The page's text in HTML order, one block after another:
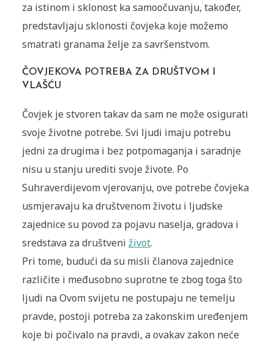
za istinom i sklonost ka samoočuvanju, također,
predstavljaju sklonosti čovjeka koje možemo
smatrati granama želje za savršenstvom.
ČOVJEKOVA POTREBA ZA DRUŠTVOM I
VLAŠĆU
Čovjek je stvoren takav da sam ne može osigurati
svoje životne potrebe. Svi ljudi imaju potrebu
jedni za drugima i bez potpomaganja i saradnje
nisu u stanju urediti svoje živote. Po
Suhraverdijevom vjerovanju, ove potrebe čovjeka
usmjeravaju ka društvenom životu i ljudske
zajednice su povod za pojavu naselja, gradova i
sredstava za društveni život.
Pri tome, budući da su misli članova zajednice
različite i međusobno suprotne te zbog toga što
ljudi na Ovom svijetu ne postupaju ne temelju
pravde, postoji potreba za zakonskim uređenjem
koje bi počivalo na pravdi, a ovakav zakon neće